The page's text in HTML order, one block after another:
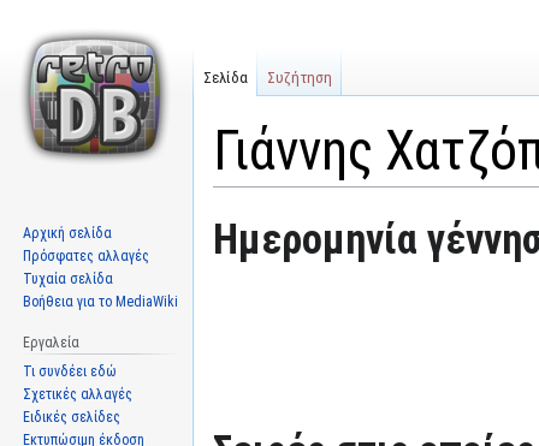
Γιάννης
Μετάβαση
στην
Πήδηση
στην
Ημερομηνία
Σελίδα Συζήτηση
Αρχική σελίδα
Πρόσφατες αλλαγές
Τυχαία σελίδα
Βοήθεια για το MediaWiki
Εργαλεία
Τι συνδέει εδώ
Σχετικές αλλαγές
Ειδικές σελίδες
Εκτυπώσιμη έκδοση